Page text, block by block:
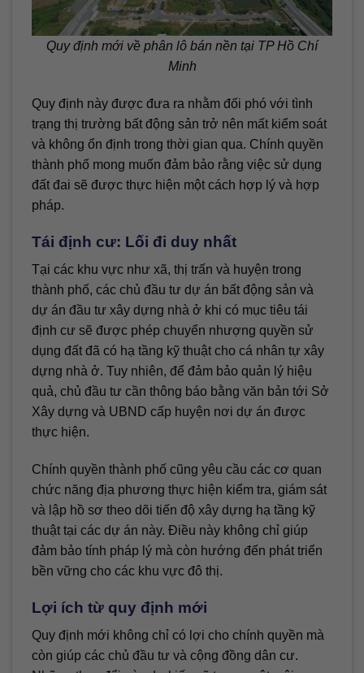
Quy định mới về phân lô bán nền tại TP Hồ Chí
Minh
Quy định này được đưa ra nhằm đối phó với tình
trạng thị trường bất động sản trở nên mất kiểm soát
và không ổn định trong thời gian qua. Chính quyền
thành phố mong muốn đảm bảo rằng việc sử dụng
đất đai sẽ được thực hiện một cách hợp lý và hợp
pháp.
Tái định cư: Lối đi duy nhất
Tại các khu vực như xã, thị trấn và huyện trong
thành phố, các chủ đầu tư dự án bất động sản và
dự án đầu tư xây dựng nhà ở khi có mục tiêu tái
định cư sẽ được phép chuyển nhượng quyền sử
dụng đất đã có hạ tầng kỹ thuật cho cá nhân tự xây
dựng nhà ở. Tuy nhiên, để đảm bảo quản lý hiệu
quả, chủ đầu tư cần thông báo bằng văn bản tới Sở
Xây dựng và UBND cấp huyện nơi dự án được
thực hiện.
Chính quyền thành phố cũng yêu cầu các cơ quan
chức năng địa phương thực hiện kiểm tra, giám sát
và lập hồ sơ theo dõi tiến độ xây dựng hạ tầng kỹ
thuật tại các dự án này. Điều này không chỉ giúp
đảm bảo tính pháp lý mà còn hướng đến phát triển
bền vững cho các khu vực đô thị.
Lợi ích từ quy định mới
Quy định mới không chỉ có lợi cho chính quyền mà
còn giúp các chủ đầu tư và cộng đồng dân cư.